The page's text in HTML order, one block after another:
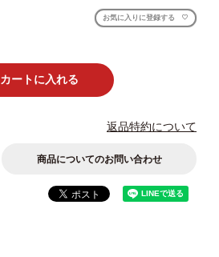
お気に入りに登録する
カートに入れる
返品特約について
商品についてのお問い合わせ